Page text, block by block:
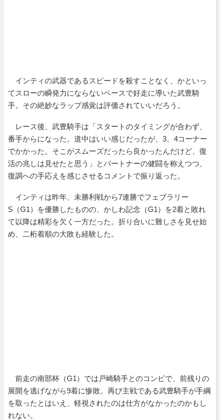
インティの武器であるスピードを殺すことなく、かといっ
てスローの瞬発力にならないペースで好走に導いた武豊騎
手。その絶妙なラップ感覚は評価されていいだろう。
レース後、武豊騎手は「スタートのタイミングが合わず、
番手からになった。道中はいい感じだったが、3、4コーナー
でかかった。そこがスムーズだったら良かったんだけど、復
活の兆しは見せたと思う」とパートナーの健闘を称えつつ、
復調への手応えを感じさせるコメントで振り返った。
インティは昨年、未勝利戦から7連勝でフェブラリー
S（G1）を優勝したものの、かしわ記念（G1）を2着と敗れ
て以降は精彩を欠く一方だった。折り合いに難しさを見せ始
め、二桁着順の大敗も経験した。
前走の南部杯（G1）では戸崎騎手とのコンビで、前残りの
展開を逃げながら9着に惨敗。再び主戦である武豊騎手が手綱
を取ったとはいえ、軽視されたのは仕方がなかったのかもし
れない。